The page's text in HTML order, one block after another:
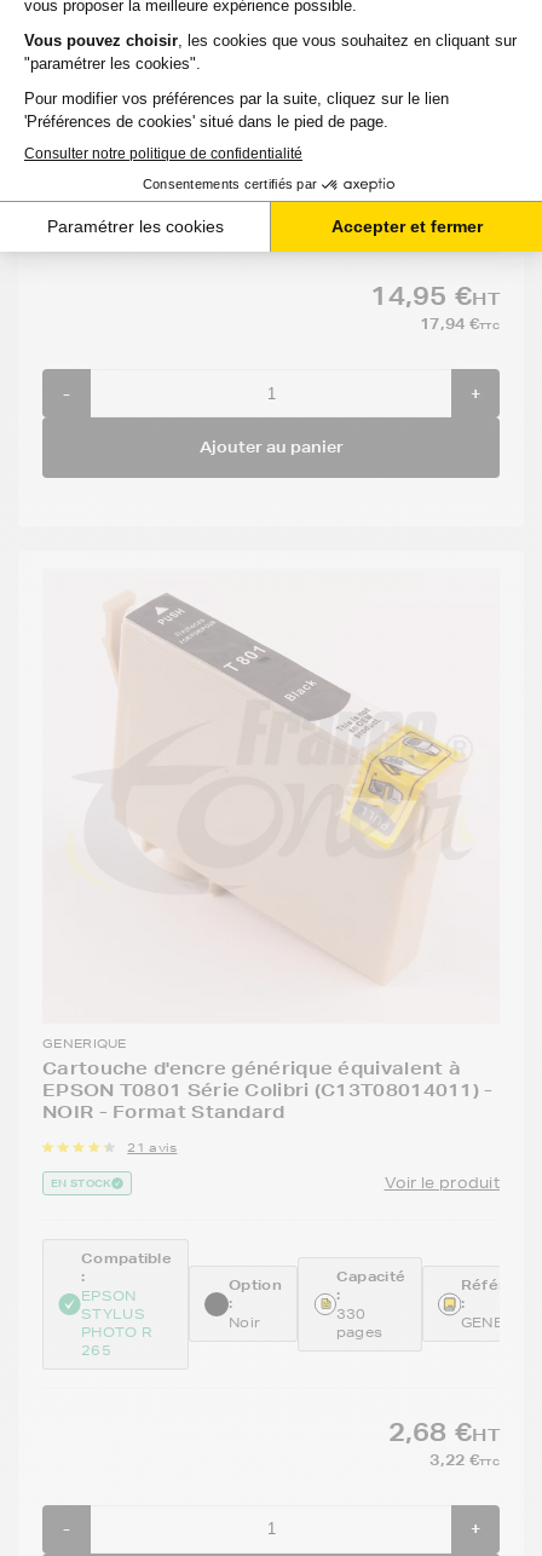
99 avis
EN STOCK Voir le produit
Compatible
EPSON
STYLUS
Option :
Couleurs
14,95 €HT
17,94 €TTC
- +
Ajouter au panier
GENERIQUE
Cartouche d'encre générique équivalent à
EPSON T0801 Série Colibri (C13T08014011) -
NOIR - Format Standard
21 avis
EN STOCK Voir le produit
Compatible
:
EPSON
STYLUS
PHOTO R
265
Option
:
Noir
Capacité
:
330
pages
:
2,68 €HT
3,22 €TTC
- +